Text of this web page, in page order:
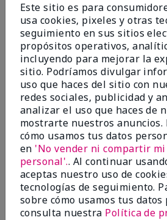
Mostrar Traducción
ConclusiónSí, recomendaría a
¿Le ha resultado
opinión?
15 0
Marcar esta opinión
5
Great for
EnviadoHace 8 meses
Este sitio es para
usa cookies, pixeles y otras
seguimiento en sus sitios
propósitos operativos,
incluyendo para mejorar la
sitio. Podríamos divulgar
uso que haces del sitio con
redes sociales, publicidad y
analizar el uso que haces de
mostrarte nuestros
cómo usamos tus datos
en 'No vender ni compartir
personal'.. Al continuar
aceptas nuestro uso de
tecnologías de seguimiento.
sobre cómo usamos tus datos
consulta nuestra Política de